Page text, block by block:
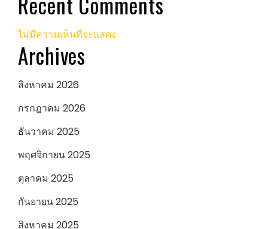
ไม่มีความเห็นที่จะแสดง
Archives
สิงหาคม 2026
กรกฎาคม 2026
ธันวาคม 2025
พฤศจิกายน 2025
ตุลาคม 2025
กันยายน 2025
สิงหาคม 2025